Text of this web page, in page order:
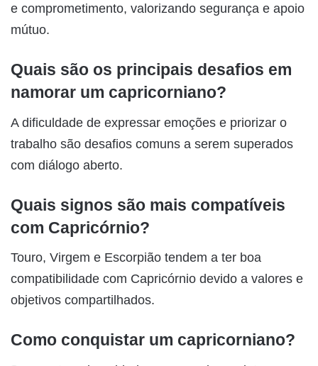
e comprometimento, valorizando segurança e apoio
mútuo.
Quais são os principais desafios em
namorar um capricorniano?
A dificuldade de expressar emoções e priorizar o
trabalho são desafios comuns a serem superados
com diálogo aberto.
Quais signos são mais compatíveis
com Capricórnio?
Touro, Virgem e Escorpião tendem a ter boa
compatibilidade com Capricórnio devido a valores e
objetivos compartilhados.
Como conquistar um capricorniano?